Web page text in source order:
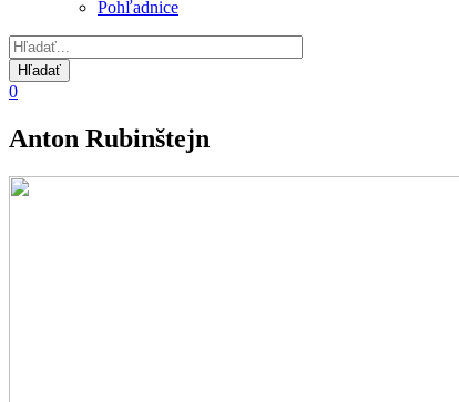
Pohľadnice
0
Anton Rubinštejn